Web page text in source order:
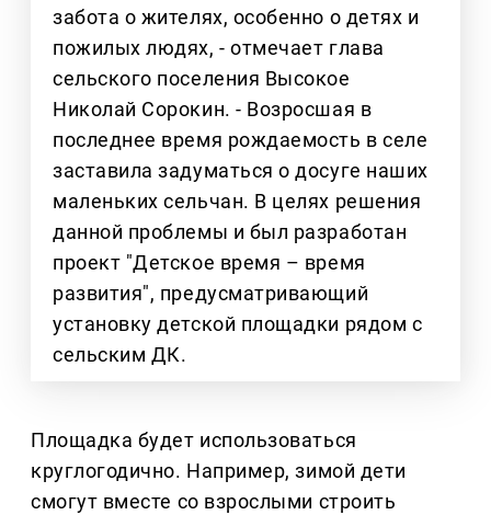
забота о жителях, особенно о детях и
пожилых людях, - отмечает глава
сельского поселения Высокое
Николай Сорокин. - Возросшая в
последнее время рождаемость в селе
заставила задуматься о досуге наших
маленьких сельчан. В целях решения
данной проблемы и был разработан
проект "Детское время – время
развития", предусматривающий
установку детской площадки рядом с
сельским ДК.
Площадка будет использоваться
круглогодично. Например, зимой дети
смогут вместе со взрослыми строить